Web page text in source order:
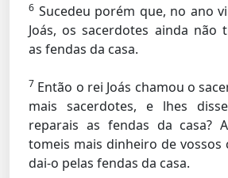
6 Sucedeu porém que, no ano
Joás, os sacerdotes ainda não
as fendas da casa.
7 Então o rei Joás chamou o
mais sacerdotes, e lhes
reparais as fendas da casa?
tomeis mais dinheiro de vossos
dai-o pelas fendas da casa.